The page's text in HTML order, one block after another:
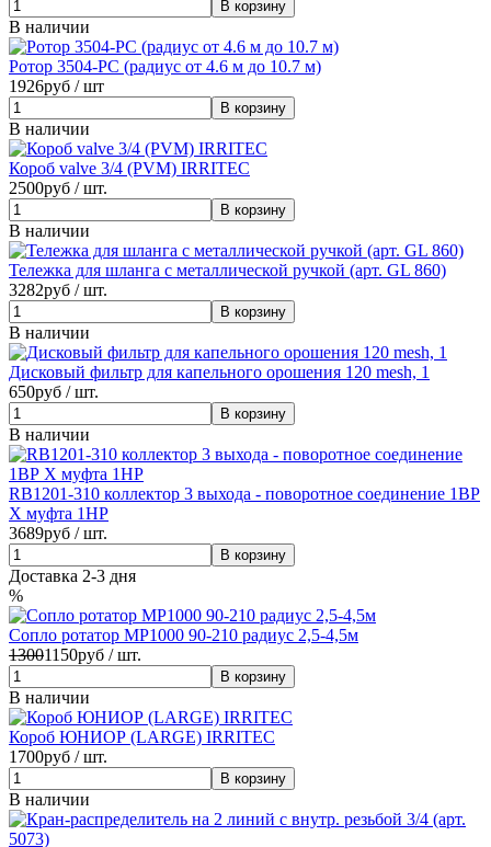
В наличии
Ротор 3504-РС (радиус от 4.6 м до 10.7 м)
1926руб / шт
В наличии
Короб valve 3/4 (PVM) IRRITEC
2500руб / шт.
В наличии
Тележка для шланга с металлической ручкой (арт. GL 860)
3282руб / шт.
В наличии
Дисковый фильтр для капельного орошения 120 mesh, 1
650руб / шт.
В наличии
RB1201-310 коллектор 3 выхода - поворотное соединение 1ВР
Х муфта 1НР
3689руб / шт.
Доставка 2-3 дня
%
Сопло ротатор MP1000 90-210 радиус 2,5-4,5м
13001150руб / шт.
В наличии
Короб ЮНИОР (LARGE) IRRITEC
1700руб / шт.
В наличии